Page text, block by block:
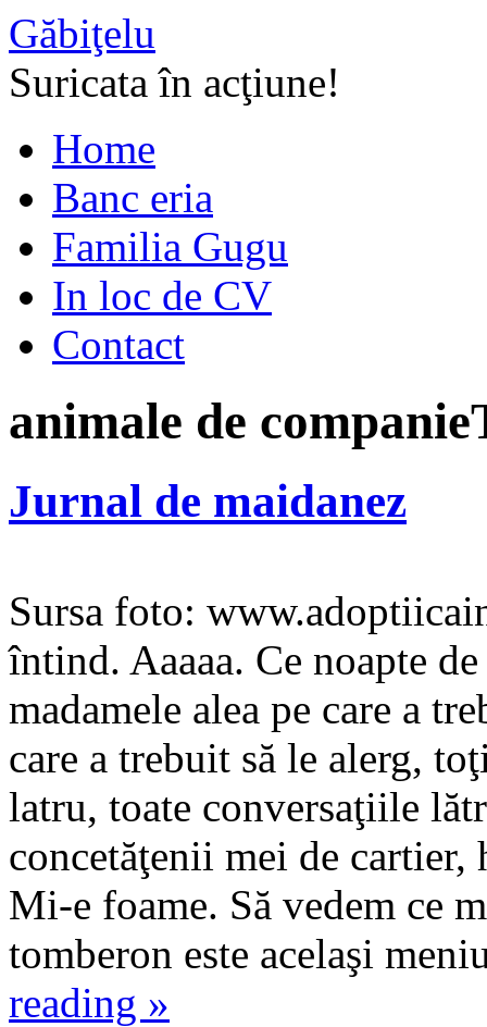
Găbiţelu
Suricata în acţiune!
Home
Banc eria
Familia Gugu
In loc de CV
Contact
animale de companie
Jurnal de maidanez
Sursa foto:
întind. Aaaaa. Ce noapte
madamele alea pe care a
care a trebuit să le alerg,
latru, toate conversaţiile
concetăţenii mei de cartier,
Mi-e foame. Să vedem ce
tomberon este acelaşi
reading »